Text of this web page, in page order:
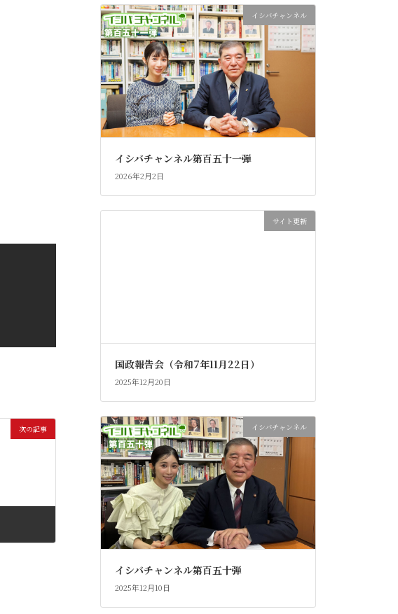
次の記事
イシバチャンネル
イシバチャンネル第百五十一弾
2026年2月2日
サイト更新
国政報告会（令和7年11月22日）
2025年12月20日
イシバチャンネル
イシバチャンネル第百五十弾
2025年12月10日